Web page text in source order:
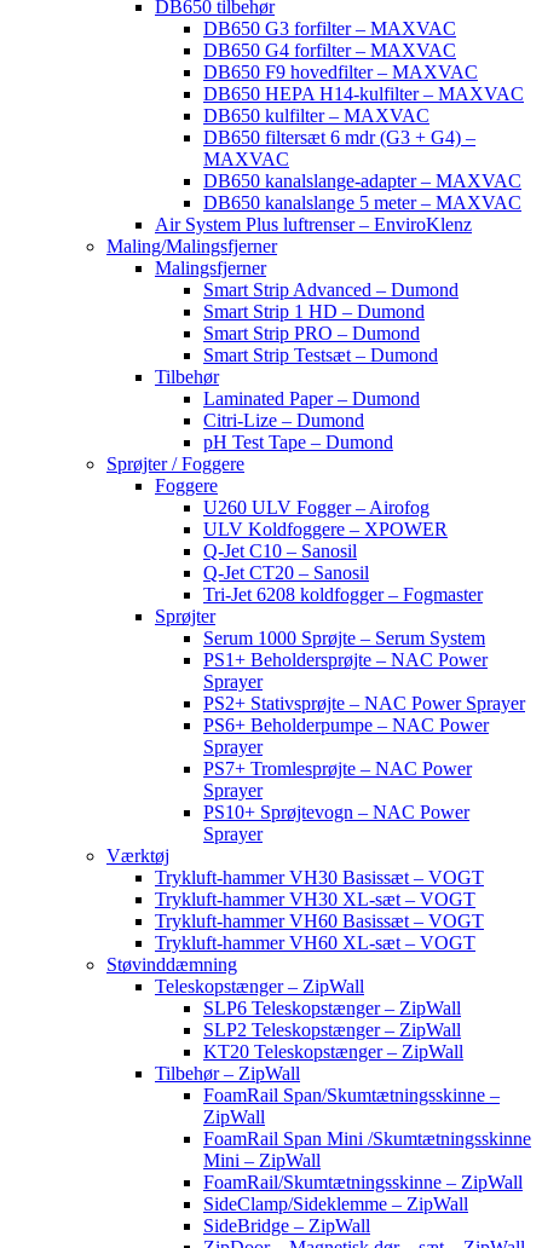
DB650 tilbehør
DB650 G3 forfilter – MAXVAC
DB650 G4 forfilter – MAXVAC
DB650 F9 hovedfilter – MAXVAC
DB650 HEPA H14-kulfilter – MAXVAC
DB650 kulfilter – MAXVAC
DB650 filtersæt 6 mdr (G3 + G4) –
MAXVAC
DB650 kanalslange-adapter – MAXVAC
DB650 kanalslange 5 meter – MAXVAC
Air System Plus luftrenser – EnviroKlenz
Maling/Malingsfjerner
Malingsfjerner
Smart Strip Advanced – Dumond
Smart Strip 1 HD – Dumond
Smart Strip PRO – Dumond
Smart Strip Testsæt – Dumond
Tilbehør
Laminated Paper – Dumond
Citri-Lize – Dumond
pH Test Tape – Dumond
Sprøjter / Foggere
Foggere
U260 ULV Fogger – Airofog
ULV Koldfoggere – XPOWER
Q-Jet C10 – Sanosil
Q-Jet CT20 – Sanosil
Tri-Jet 6208 koldfogger – Fogmaster
Sprøjter
Serum 1000 Sprøjte – Serum System
PS1+ Beholdersprøjte – NAC Power
Sprayer
PS2+ Stativsprøjte – NAC Power Sprayer
PS6+ Beholderpumpe – NAC Power
Sprayer
PS7+ Tromlesprøjte – NAC Power
Sprayer
PS10+ Sprøjtevogn – NAC Power
Sprayer
Værktøj
Trykluft-hammer VH30 Basissæt – VOGT
Trykluft-hammer VH30 XL-sæt – VOGT
Trykluft-hammer VH60 Basissæt – VOGT
Trykluft-hammer VH60 XL-sæt – VOGT
Støvinddæmning
Teleskopstænger – ZipWall
SLP6 Teleskopstænger – ZipWall
SLP2 Teleskopstænger – ZipWall
KT20 Teleskopstænger – ZipWall
Tilbehør – ZipWall
FoamRail Span/Skumtætningsskinne –
ZipWall
FoamRail Span Mini /Skumtætningsskinne
Mini – ZipWall
FoamRail/Skumtætningsskinne – ZipWall
SideClamp/Sideklemme – ZipWall
SideBridge – ZipWall